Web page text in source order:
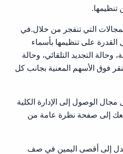
التي تنفجر من خلال.في
القدرة على تنظيمها بأسماء
وحالة التجديد التلقائي، وحالة
فوق الأسهم المعنية بجانب كل
الوصول إلى الإدارة الكلية
إلى صفحة نظرة عامة من
إلى أقصى اليمين في صف